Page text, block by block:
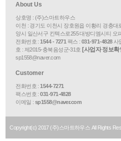
공지사항
FAQ
고객문의
자료실
카다록
견적요청
About Us
상호명 : (주)스마트하우스
이천 : 경기도 이천시 장호원읍 이황리 경
양시 일산서구 킨텍스로255 대방디엠시티 오
전화번호 :1544 - 7271 팩스 :031-971-4828사
호 :제2015-충북음성군-31호 [사업자 정보확
sp1558@naver.com
Customer
전화번호 :1544-7271
팩스번호 :031-971-4828
이메일 : sp1558@naver.com
Copyright(c) 2017(주)스마트하우스 All Rights